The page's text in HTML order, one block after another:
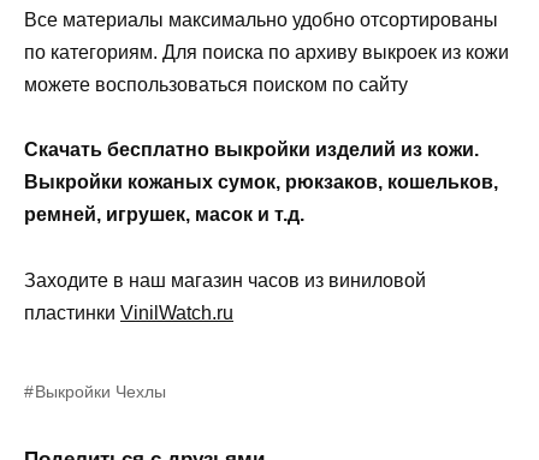
Все материалы максимально удобно отсортированы
по категориям. Для поиска по архиву выкроек из кожи
можете воспользоваться поиском по сайту
Скачать бесплатно выкройки изделий из кожи.
Выкройки кожаных сумок, рюкзаков, кошельков,
ремней, игрушек, масок и т.д.
Заходите в наш магазин часов из виниловой
пластинки VinilWatch.ru
Выкройки Чехлы